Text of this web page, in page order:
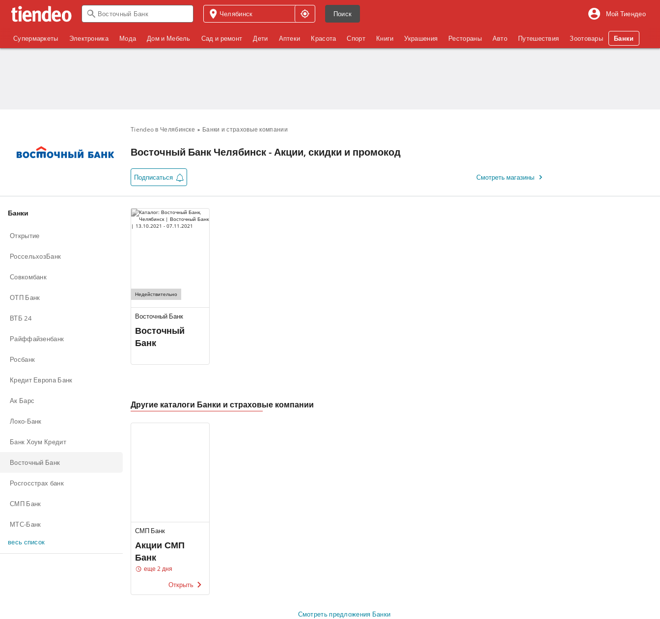
Поиск Мой Тиендео
Супермаркеты Электроника Мода Дом и Мебель Сад и ремонт Дети Аптеки Красота Спорт Книги Украшения Рестораны Авто Путешествия Зоотовары Банки
Tiendeo в Челябинске Банки и страховые компании
Восточный Банк Челябинск - Акции, скидки и промокод
Подписаться Смотреть магазины
Банки
Открытие
РоссельхозБанк
Совкомбанк
ОТП Банк
ВТБ 24
Райффайзенбанк
Росбанк
Кредит Европа Банк
Ак Барс
Локо-Банк
Банк Хоум Кредит
Восточный Банк
Росгосстрах банк
СМП Банк
МТС-Банк
весь список
Недействительно
Восточный Банк
Восточный
Банк
Другие каталоги Банки и страховые компании
СМП Банк
Акции СМП
Банк
еще 2 дня
Открыть
Смотреть предложения Банки